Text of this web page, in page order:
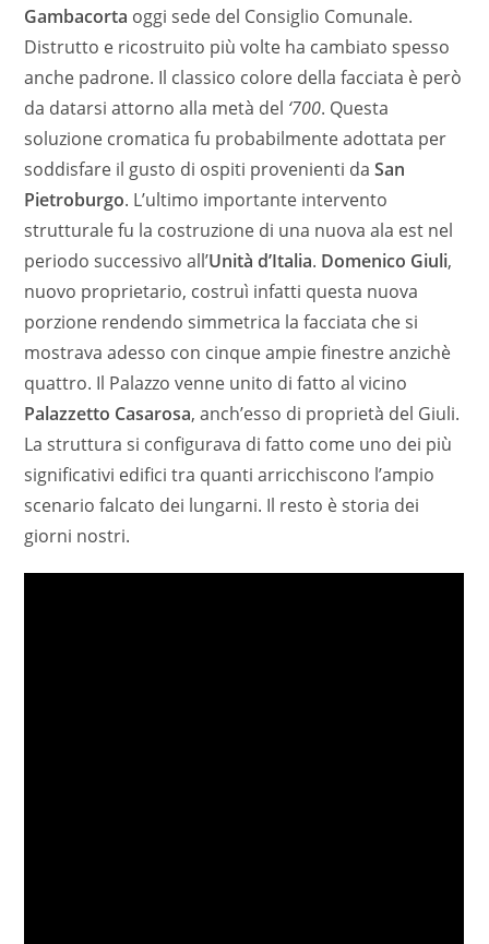
Gambacorta oggi sede del Consiglio Comunale.
Distrutto e ricostruito più volte ha cambiato spesso
anche padrone. Il classico colore della facciata è però
da datarsi attorno alla metà del ‘700. Questa
soluzione cromatica fu probabilmente adottata per
soddisfare il gusto di ospiti provenienti daSan
Pietroburgo. L’ultimo importante intervento
strutturale fu la costruzione di una nuova ala est nel
periodo successivo all’Unità d’Italia. Domenico Giuli,
nuovo proprietario, costruì infatti questa nuova
porzione rendendo simmetrica la facciata che si
mostrava adesso con cinque ampie finestre anzichè
quattro. Il Palazzo venne unito di fatto al vicino
Palazzetto Casarosa, anch’esso di proprietà del Giuli.
La struttura si configurava di fatto come uno dei più
significativi edifici tra quanti arricchiscono l’ampio
scenario falcato dei lungarni. Il resto è storia dei
giorni nostri.